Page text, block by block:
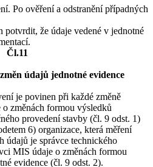
Po ověření a odstranění případných
že údaje vedené v jednotné
Čl.11
údajů jednotné evidence
je povinen při každé změně
změnách formou výsledků
provedení stavby (čl. 9 odst. 1)
6) organizace, která měření
údajů je správce technického
MIS údaje o změnách formou
evidence (čl. 9 odst. 2).